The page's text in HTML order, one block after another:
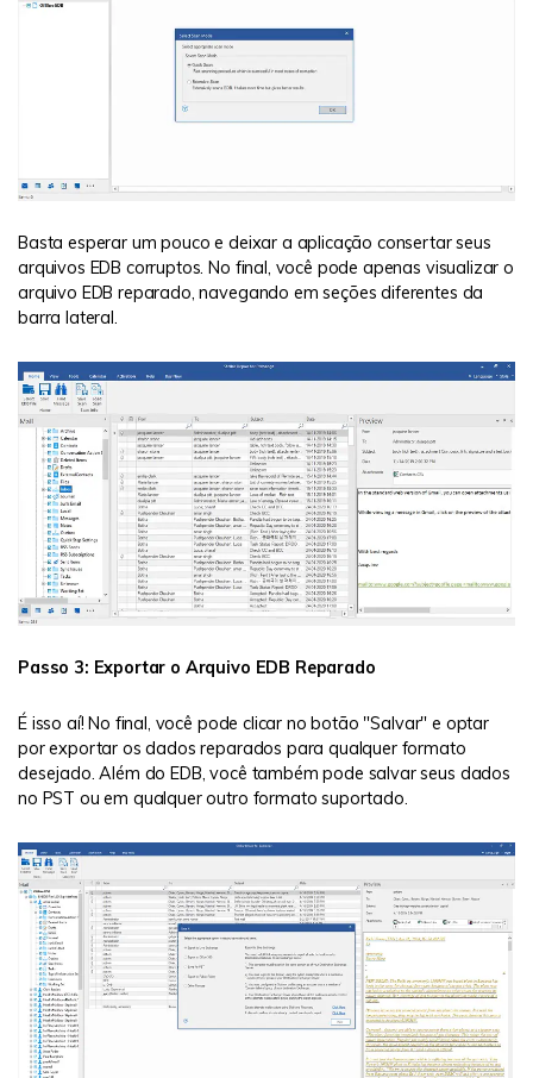
Basta esperar um pouco e deixar a aplicação consertar seus
arquivos EDB corruptos. No final, você pode apenas visualizar o
arquivo EDB reparado, navegando em seções diferentes da
barra lateral.
Passo 3: Exportar o Arquivo EDB Reparado
É isso aí! No final, você pode clicar no botão "Salvar" e optar
por exportar os dados reparados para qualquer formato
desejado. Além do EDB, você também pode salvar seus dados
no PST ou em qualquer outro formato suportado.